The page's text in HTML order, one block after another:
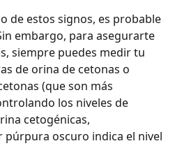
de estos signos, es probable
embargo, para asegurarte
siempre puedes medir tu
de orina de cetonas o
(que son más
los niveles de
cetogénicas,
púrpura oscuro indica el nivel